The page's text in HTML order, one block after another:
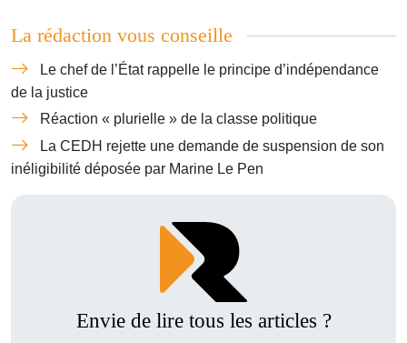
La rédaction vous conseille
Le chef de l’État rappelle le principe d’indépendance
de la justice
Réaction « plurielle » de la classe politique
La CEDH rejette une demande de suspension de son
inéligibilité déposée par Marine Le Pen
Envie de lire tous les articles ?